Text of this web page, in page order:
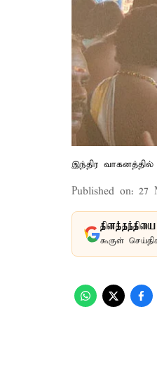
இந்திர
Published on: 27
கூகுள்